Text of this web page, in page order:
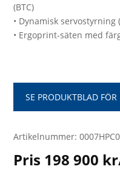
(BTC)
• Dynamisk servostyrning
• Ergoprint-säten med
SE PRODUKTBLAD
Artikelnummer:
Pris 198 900